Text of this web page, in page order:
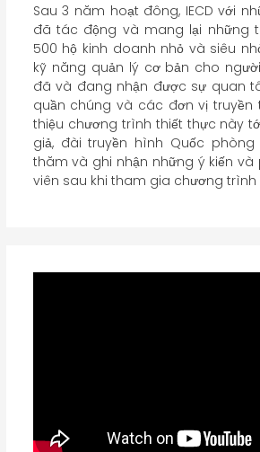
Sau 3 năm hoạt đông, IECD với
đã tác động và mang lại những
500 hộ kinh doanh nhỏ và siêu
kỹ năng quản lý cơ bản cho
đã và đang nhận được sự quan
quần chúng và các đơn vị truyền
thiệu chương trình thiết thực này
giả, đài truyền hình Quốc
thăm và ghi nhận những ý kiến và
viên sau khi tham gia chương trình